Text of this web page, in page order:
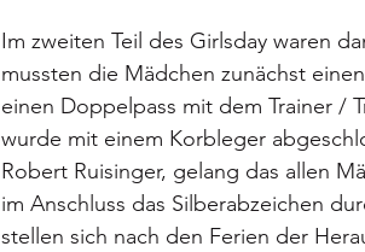
Im zweiten Teil des Girlsday waren
mussten die Mädchen zunächst
einen Doppelpass mit dem Trainer /
wurde mit einem Korbleger
Robert Ruisinger, gelang das allen
im Anschluss das Silberabzeichen
stellen sich nach den Ferien der